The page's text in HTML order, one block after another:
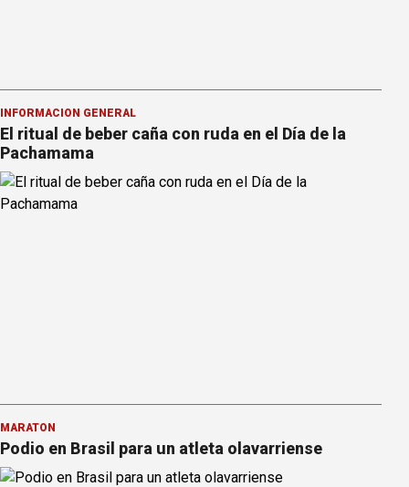
INFORMACION GENERAL
El ritual de beber caña con ruda en el Día de la
Pachamama
MARATÓN
Podio en Brasil para un atleta olavarriense